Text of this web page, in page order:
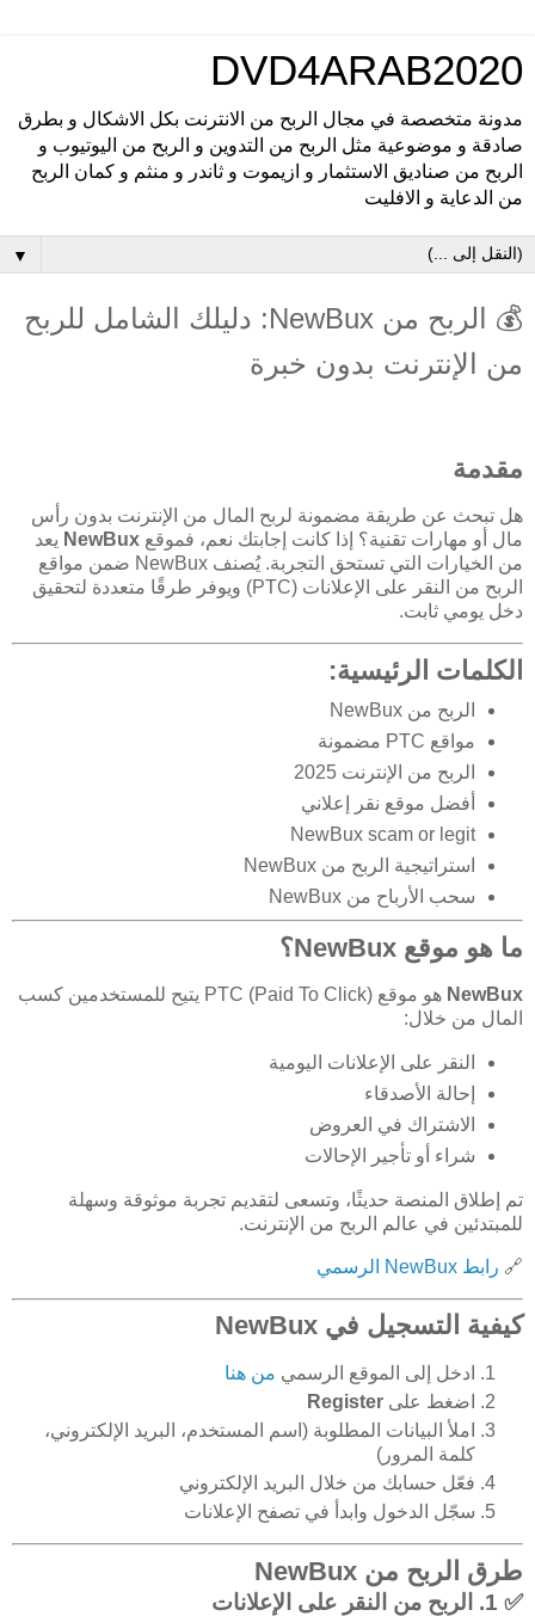
DVD4ARAB2020
مدونة متخصصة في مجال الربح من الانترنت بكل الاشكال و بطرق
صادقة و موضوعية مثل الربح من التدوين و الربح من اليوتيوب و
الربح من صناديق الاستثمار و ازيموت و ثاندر و منثم و كمان الربح
من الدعاية و الافليت
▼
💰 الربح من NewBux: دليلك الشامل للربح
من الإنترنت بدون خبرة
مقدمة
هل تبحث عن طريقة مضمونة لربح المال من الإنترنت بدون رأس
مال أو مهارات تقنية؟ إذا كانت إجابتك نعم، فموقع NewBux يعد
من الخيارات التي تستحق التجربة. يُصنف NewBux ضمن مواقع
الربح من النقر على الإعلانات (PTC) ويوفر طرقًا متعددة لتحقيق
دخل يومي ثابت.
الكلمات الرئيسية:
الربح من NewBux
مواقع PTC مضمونة
الربح من الإنترنت 2025
أفضل موقع نقر إعلاني
NewBux scam or legit
استراتيجية الربح من NewBux
سحب الأرباح من NewBux
ما هو موقع NewBux؟
NewBux
هو موقع PTC (Paid To Click) يتيح للمستخدمين كسب
المال من خلال:
النقر على الإعلانات اليومية
إحالة الأصدقاء
الاشتراك في العروض
شراء أو تأجير الإحالات
تم إطلاق المنصة حديثًا، وتسعى لتقديم تجربة موثوقة وسهلة
للمبتدئين في عالم الربح من الإنترنت.
🔗 رابط NewBux الرسمي
كيفية التسجيل في NewBux
ادخل إلى الموقع الرسمي من هنا
اضغط على Register
املأ البيانات المطلوبة (اسم المستخدم، البريد الإلكتروني،
كلمة المرور)
فعّل حسابك من خلال البريد الإلكتروني
سجّل الدخول وابدأ في تصفح الإعلانات
طرق الربح من NewBux
✅ 1. الربح من النقر على الإعلانات